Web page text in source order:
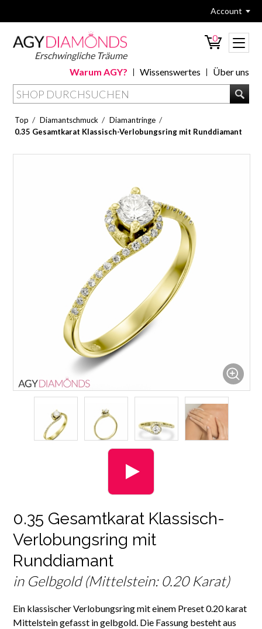
Account
Erschwingliche Träume
0
Über uns
Wissenswertes
Warum AGY?
Top / Diamantschmuck / Diamantringe /
0.35 Gesamtkarat Klassisch-Verlobungsring mit Runddiamant
0.35 Gesamtkarat Klassisch-
Verlobungsring mit
Runddiamant
in Gelbgold (Mittelstein: 0.20 Karat)
Ein klassischer Verlobungsring mit einem Preset 0.20 karat
Mittelstein gefasst in gelbgold. Die Fassung besteht aus